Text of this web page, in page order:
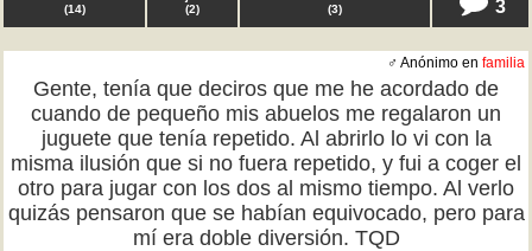
(14)
(2)
(3) 3
♂ Anónimo en familia
Gente, tenía que deciros que me he acordado de
cuando de pequeño mis abuelos me regalaron un
juguete que tenía repetido. Al abrirlo lo vi con la
misma ilusión que si no fuera repetido, y fui a coger el
otro para jugar con los dos al mismo tiempo. Al verlo
quizás pensaron que se habían equivocado, pero para
mí era doble diversión. TQD